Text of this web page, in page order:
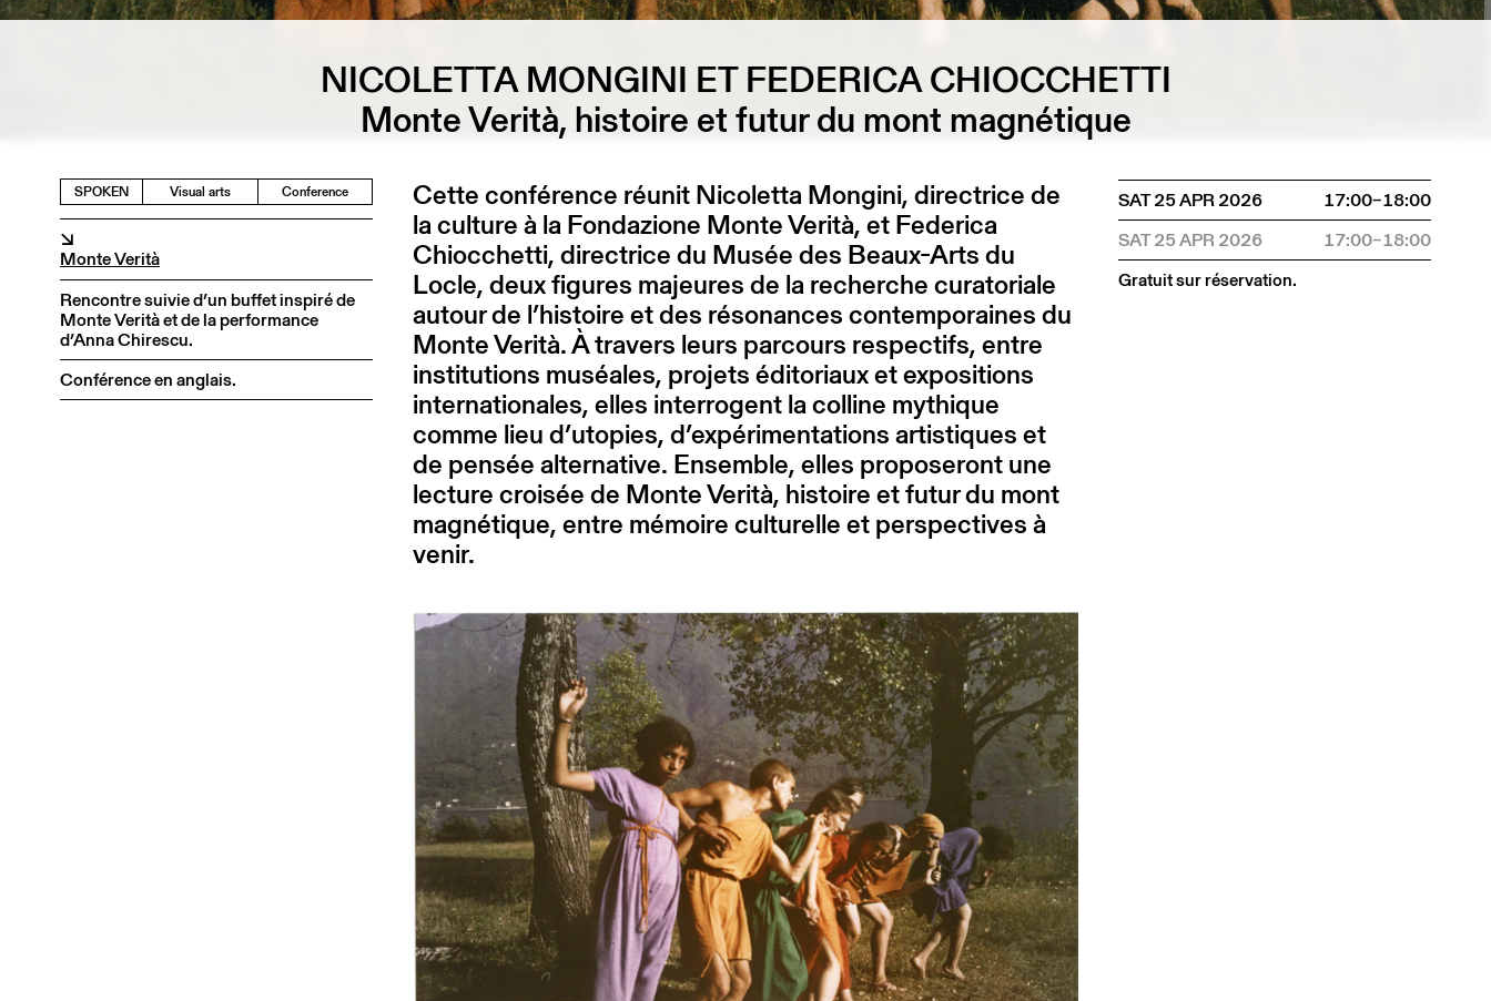
NICOLETTA MONGINI ET FEDERICA CHIOCCHETTI
Monte Verità, histoire et futur du mont magnétique
SPOKEN Visual arts Conference
↘
Monte Verità
Rencontre suivie d’un buffet inspiré de
Monte Verità et de la performance
d’Anna Chirescu.
Conférence en anglais.
Cette conférence réunit Nicoletta Mongini, directrice de
la culture à la Fondazione Monte Verità, et Federica
Chiocchetti, directrice du Musée des Beaux-Arts du
Locle, deux figures majeures de la recherche curatoriale
autour de l’histoire et des résonances contemporaines du
Monte Verità. À travers leurs parcours respectifs, entre
institutions muséales, projets éditoriaux et expositions
internationales, elles interrogent la colline mythique
comme lieu d’utopies, d’expérimentations artistiques et
de pensée alternative. Ensemble, elles proposeront une
lecture croisée de Monte Verità, histoire et futur du mont
magnétique, entre mémoire culturelle et perspectives à
venir.
SAT 25 APR 2026
17:00–18:00
SAT 25 APR 2026
17:00–18:00
Gratuit sur réservation.